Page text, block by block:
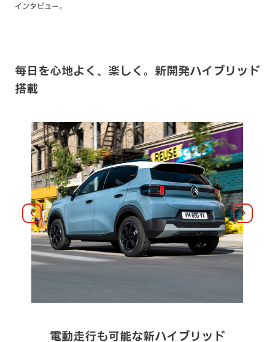
インタビュー。​
毎日を心地よく、楽しく。新開発ハイブリッド
搭載
前へ
電動走行も可能な新ハイブリッド
次へ